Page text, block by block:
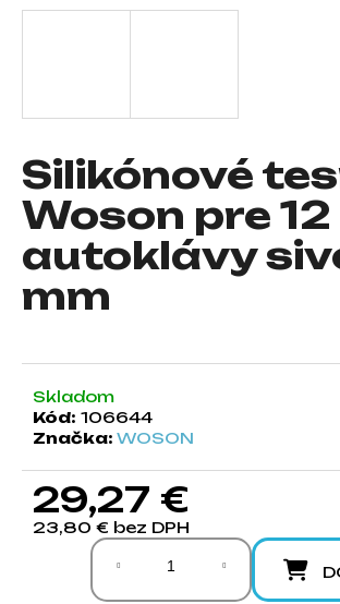
Silikónové
Woson pre 12
autoklávy
mm
Skladom
Kód: 106644
Značka: WOSON
29,27 €
23,80 € bez DPH
Jednotková cena:
ť
HĽADAŤ
d
p
o
ú
č
a
m